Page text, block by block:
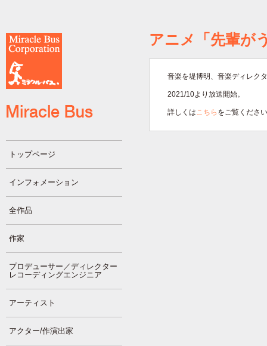
トップページ
インフォメーション
全作品
作家
プロデューサー／ディレクター
レコーディングエンジニア
アーティスト
アクター/作演出家
アニメ「先輩が
音楽を堤博明、音楽ディレク
2021/10より放送開始。
詳しくはこちら をご覧くださ